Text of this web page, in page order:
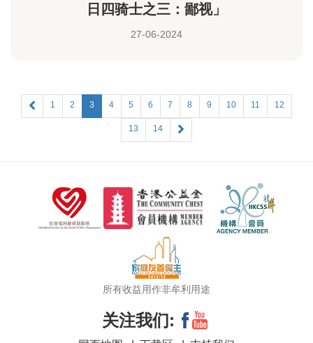
日四骑士之三：鄙视」
27-06-2024
1 2 3 4 5 6 7 8 9 10 11 12
13 14
所有收益用作非牟利用途
关注我们: